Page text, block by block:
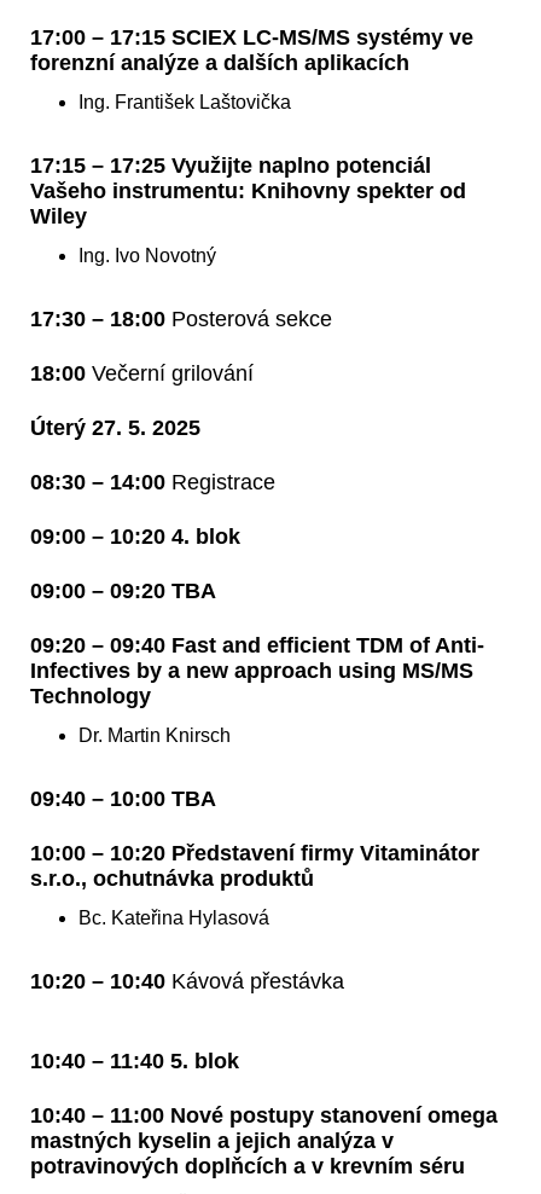
17:00 – 17:15 SCIEX LC-MS/MS systémy ve
forenzní analýze a dalších aplikacích
Ing. František Laštovička
17:15 – 17:25 Využijte naplno potenciál
Vašeho instrumentu: Knihovny spekter od
Wiley
Ing. Ivo Novotný
17:30 – 18:00 Posterová sekce
18:00 Večerní grilování
Úterý 27. 5. 2025
08:30 – 14:00 Registrace
09:00 – 10:20 4. blok
09:00 – 09:20 TBA
09:20 – 09:40 Fast and efficient TDM of Anti-
Infectives by a new approach using MS/MS
Technology
Dr. Martin Knirsch
09:40 – 10:00 TBA
10:00 – 10:20 Představení firmy Vitaminátor
s.r.o., ochutnávka produktů
Bc. Kateřina Hylasová
10:20 – 10:40 Kávová přestávka
10:40 – 11:40 5. blok
10:40 – 11:00 Nové postupy stanovení omega
mastných kyselin a jejich analýza v
potravinových doplňcích a v krevním séru